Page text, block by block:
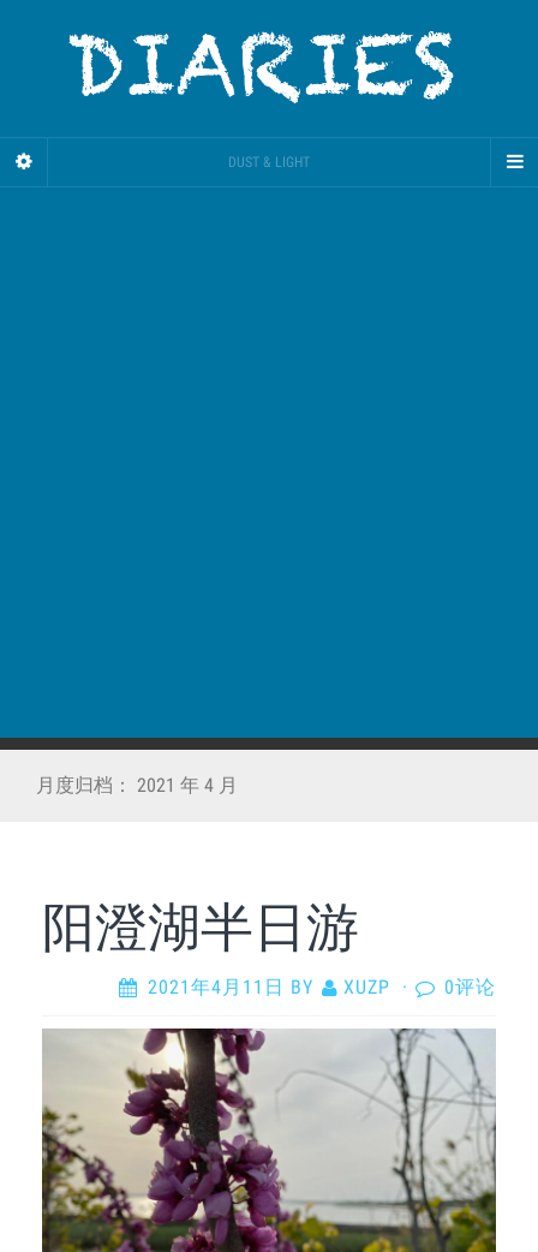
DUST & LIGHT
月度归档： 2021 年 4 月
阳澄湖半日游
2021年4月11日 BY XUZP · 0评论